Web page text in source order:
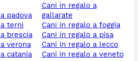
padova
a terni
brescia
verona
catania
cani in regalo a
gallarate
cani in regalo a foggia
cani in regalo a pisa
cani in regalo a lecco
cani in regalo a veneto